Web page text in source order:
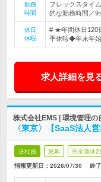
勤務
時間
フレックスタイ
的な勤務時間／
休日
休暇
# ★年間休日
季休暇◆年末年
求人詳細を見
株式会社EMS | 環境管理
〈東京〉【SaaS法人
正社員 急募 完全週休2
情報更新日：2026/07/30 終